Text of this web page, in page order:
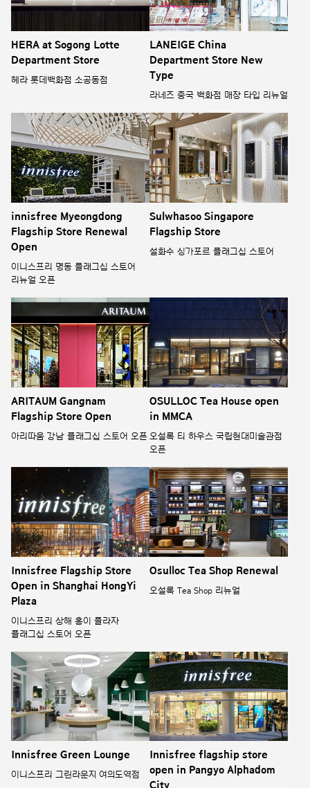
HERA at Sogong Lotte
Department Store
헤라 롯데백화점 소공동점
LANEIGE China
Department Store New
Type
라네즈 중국 백화점 매장 타입 리뉴얼
innisfree Myeongdong
Flagship Store Renewal
Open
이니스프리 명동 플래그십 스토어
리뉴얼 오픈
Sulwhasoo Singapore
Flagship Store
설화수 싱가포르 플래그십 스토어
ARITAUM Gangnam
Flagship Store Open
아리따움 강남 플래그십 스토어 오픈
OSULLOC Tea House open
in MMCA
오픈
Innisfree Flagship Store
Open in Shanghai HongYi
Plaza
플래그십 스토어 오픈
Osulloc Tea Shop Renewal
오설록 Tea Shop 리뉴얼
Innisfree Green Lounge
이니스프리 그린라운지 여의도역점
Innisfree flagship store
open in Pangyo Alphadom
City